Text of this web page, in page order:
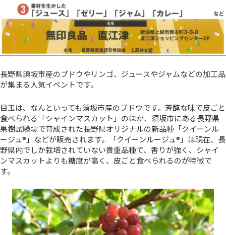
長野県須坂市産のブドウやリンゴ、ジュースやジャムなどの加工品
が集まる人気イベントです。
目玉は、なんといっても須坂市産のブドウです。芳醇な味で皮ごと
食べられる「シャインマスカット」のほか、須坂市にある長野県
果樹試験場で育成された長野県オリジナルの新品種「クイーンル
ージュ®」などが販売されます。「クイーンルージュ®」は現在、長
野県内でしか栽培されていない貴重品種で、香りが強く、シャイ
ンマスカットよりも糖度が高く、皮ごと食べられるのが特徴で
す。